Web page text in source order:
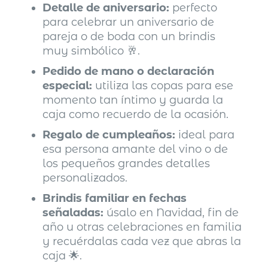
Detalle de aniversario: perfecto
para celebrar un aniversario de
pareja o de boda con un brindis
muy simbólico 🥂.
Pedido de mano o declaración
especial: utiliza las copas para ese
momento tan íntimo y guarda la
caja como recuerdo de la ocasión.
Regalo de cumpleaños: ideal para
esa persona amante del vino o de
los pequeños grandes detalles
personalizados.
Brindis familiar en fechas
señaladas: úsalo en Navidad, fin de
año u otras celebraciones en familia
y recuérdalas cada vez que abras la
caja 🌟.